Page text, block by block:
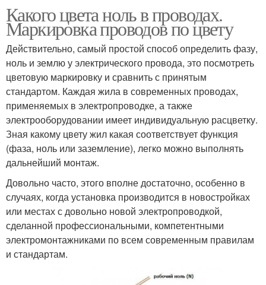
Какого цвета ноль в проводах.
Маркировка проводов по цвету
Действительно, самый простой способ определить фазу,
ноль и землю у электрического провода, это посмотреть
цветовую маркировку и сравнить с принятым
стандартом. Каждая жила в современных проводах,
применяемых в электропроводке, а также
электрооборудовании имеет индивидуальную расцветку.
Зная какому цвету жил какая соответствует функция
(фаза, ноль или заземление), легко можно выполнять
дальнейший монтаж.
Довольно часто, этого вполне достаточно, особенно в
случаях, когда установка производится в новостройках
или местах с довольно новой электропроводкой,
сделанной профессиональными, компетентными
электромонтажниками по всем современным правилам
и стандартам.